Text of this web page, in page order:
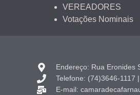
VEREADORES
Votações Nominais
Endereço: Rua Eronides
Telefone: (74)3646-1117
E-mail: